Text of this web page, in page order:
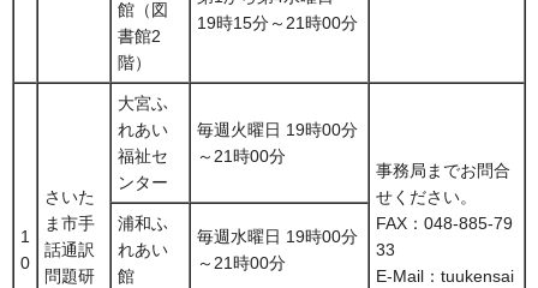
館（図
書館2
階）
19時15分～21時00分
1
0
さいた
ま市手
話通訳
問題研
大宮ふ
れあい
福祉セ
ンター
毎週火曜日 19時00分
～21時00分
事務局までお問合
せください。
FAX：048-885-79
33
E-Mail：tuukensai
浦和ふ
れあい
館
毎週水曜日 19時00分
～21時00分